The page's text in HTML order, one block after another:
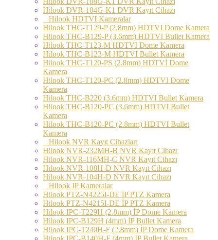
Hilook DVR-104G-K1 DVR Kayıt Cihazı
Hilook HDTVI Kameralar
Hilook THC-T129-P (2.8mm) HDTVI Dome Kamera
Hilook THC-B129-P (3.6mm) HDTVI Bullet Kamera
Hilook THC-T123-M HDTVI Dome Kamera
Hilook THC-B123-M HDTVI Bullet Kamera
Hilook THC-T120-PS (2.8mm) HDTVİ Dome
Kamera
Hilook THC-T120-PC (2.8mm) HDTVI Dome
Kamera
Hilook THC-B220 (3.6mm) HDTVI Bullet Kamera
Hilook THC-B120-PC (3.6mm) HDTVI Bullet
Kamera
Hilook THC-B120-PC (2.8mm) HDTVI Bullet
Kamera
Hilook NVR Kayıt Cihazları
Hilook NVR-232MH-B NVR Kayıt Cihazı
Hilook NVR-116MH-C NVR Kayıt Cihazı
Hilook NVR-108H-D NVR Kayıt Cihazı
Hilook NVR-104H-D NVR Kayıt Cihazı
Hilook IP Kameralar
Hilook PTZ-N4225I-DE İP PTZ Kamera
Hilook PTZ-N4215I-DE İP PTZ Kamera
Hilook IPC-T229H (2.8mm) İP Dome Kamera
Hilook IPC-B129H (4mm) İP Bullet Kamera
Hilook IPC-T240H-F (2.8mm) İP Dome Kamera
Hilook IPC-B140H-F (4mm) İP Bullet Kamera